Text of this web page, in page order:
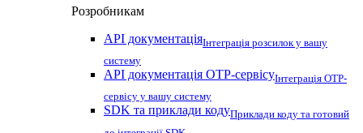
Розробникам
API документаціяІнтеграція розсилок у вашу
систему
API документація OTP-сервісуІнтеграція OTP-
сервісу у вашу систему
SDK та приклади кодуПриклади коду та готовий